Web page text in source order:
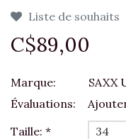
Liste de souhaits
C$89,00
Marque:
SAXX
Évaluations:
Taille: *